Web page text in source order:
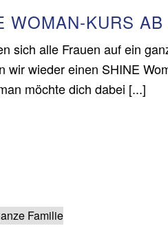
WOMAN-KURS AB
sich alle Frauen auf ein
wir wieder einen SHINE
möchte dich dabei [...]